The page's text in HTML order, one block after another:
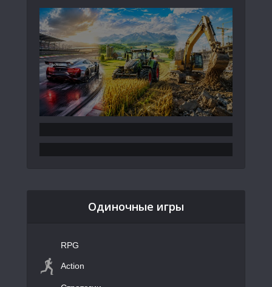
Одиночные игры
RPG
Action